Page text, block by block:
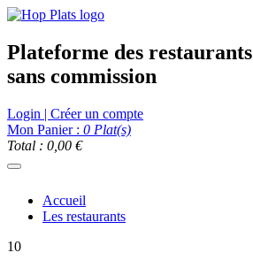
Plateforme des restaurants
sans commission
Login | Créer un compte
Mon Panier : 0 Plat(s)
Total : 0,00 €
Accueil
Les restaurants
10